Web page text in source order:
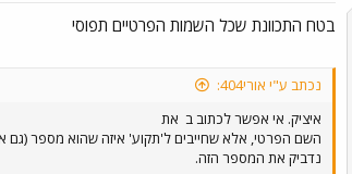
בטח התכוונת שכל השמות הפרטיים תפוסי
נכתב ע"י אורי404:
איציק. אי אפשר לכתוב ב את
נדביק את המספר הזה.